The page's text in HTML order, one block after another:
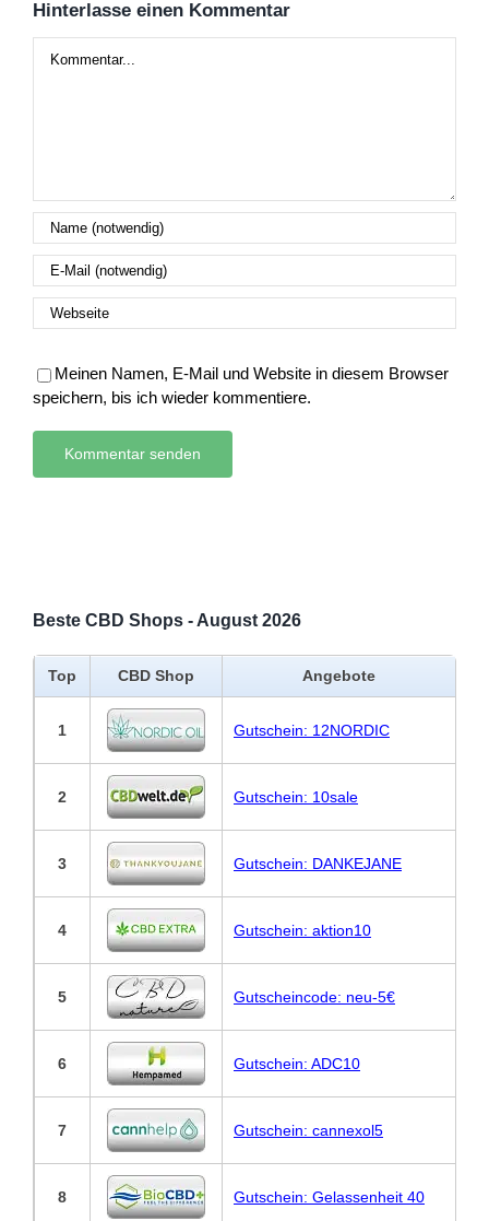
Hinterlasse einen Kommentar
Meinen Namen, E-Mail und Website in diesem Browser
speichern, bis ich wieder kommentiere.
Beste CBD Shops - August 2026
Top CBD Shop Angebote
1 Gutschein: 12NORDIC
2 Gutschein: 10sale
3 Gutschein: DANKEJANE
4 Gutschein: aktion10
5 Gutscheincode: neu-5€
6 Gutschein: ADC10
7 Gutschein: cannexol5
8 Gutschein: Gelassenheit 40